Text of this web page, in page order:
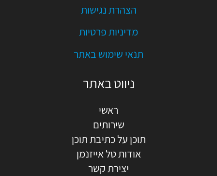
הצהרת נגישות
מדיניות פרטיות
תנאי שימוש באתר
ניווט באתר
ראשי
שירותים
תוכן על כתיבת תוכן
אודות טל אייזנמן
יצירת קשר